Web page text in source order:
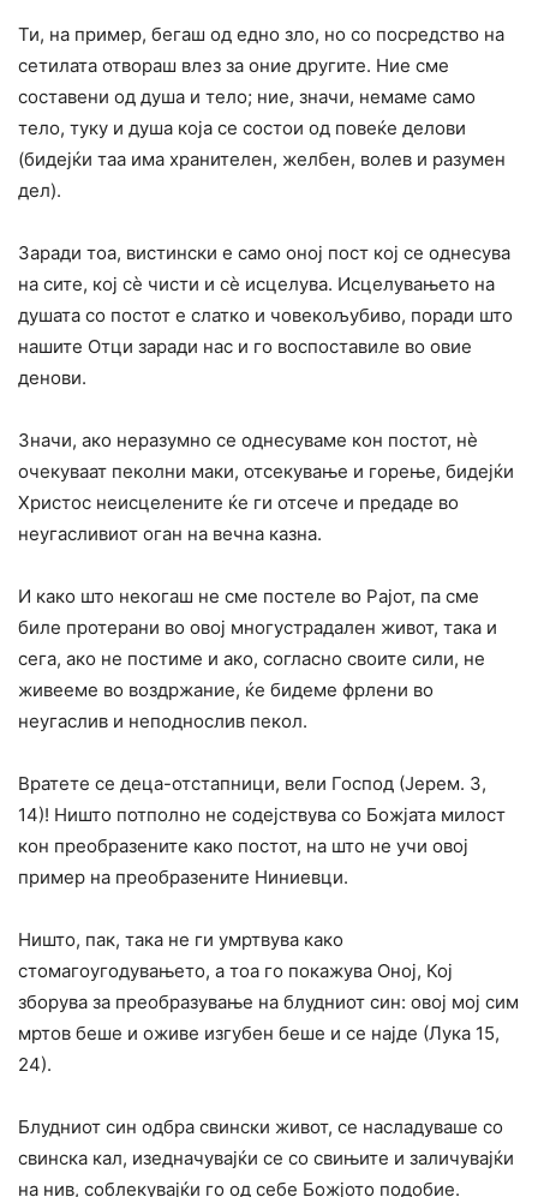
Ти, на пример, бегаш од едно зло, но со посредство на
сетилата отвораш влез за оние другите. Ние сме
составени од душа и тело; ние, значи, немаме само
тело, туку и душа која се состои од повеќе делови
(бидејќи таа има хранителен, желбен, волев и разумен
дел).
Заради тоа, вистински е само оној пост кој се однесува
на сите, кој сѐ чисти и сѐ исцелува. Исцелувањето на
душата со постот е слатко и човекољубиво, поради што
нашите Отци заради нас и го воспоставиле во овие
денови.
Значи, ако неразумно се однесуваме кон постот, нѐ
очекуваат пеколни маки, отсекување и горење, бидејќи
Христос неисцелените ќе ги отсече и предаде во
неугасливиот оган на вечна казна.
И како што некогаш не сме постеле во Рајот, па сме
биле протерани во овој многустрадален живот, така и
сега, ако не постиме и ако, согласно своите сили, не
живееме во воздржание, ќе бидеме фрлени во
неугаслив и неподнослив пекол.
Вратете се деца-отстапници, вели Господ (Јерем. 3,
14)! Ништо потполно не содејствува со Божјата милост
кон преобразените како постот, на што не учи овој
пример на преобразените Ниниевци.
Ништо, пак, така не ги умртвува како
стомагоугодувањето, а тоа го покажува Оној, Кој
зборува за преобразување на блудниот син: овој мој сим
мртов беше и оживе изгубен беше и се најде (Лука 15,
24).
Блудниот син одбра свински живот, се насладуваше со
свинска кал, изедначувајќи се со свињите и заличувајќи
на нив, соблекувајќи го од себе Божјото подобие.